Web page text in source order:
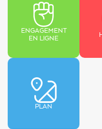
ENGAGEMENT
EN LIGNE
PLAN